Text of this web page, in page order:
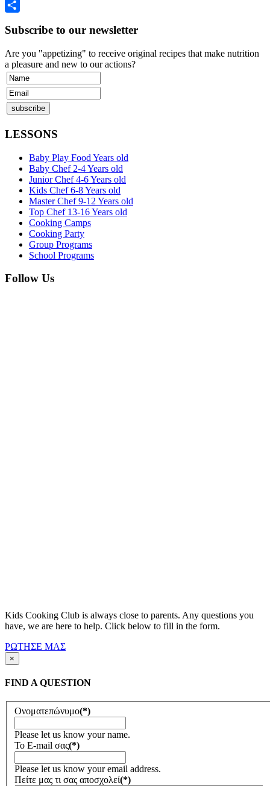
Twitter
Subscribe to our newsletter
Are you "appetizing" to receive original recipes that make nutrition
a pleasure and new to our actions?
LESSONS
Baby Play Food Years old
Baby Chef 2-4 Years old
Junior Chef 4-6 Years old
Kids Chef 6-8 Years old
Master Chef 9-12 Years old
Top Chef 13-16 Years old
Cooking Camps
Cooking Party
Group Programs
School Programs
Follow Us
Kids Cooking Club is always close to parents. Any questions you
have, we are here to help. Click below to fill in the form.
ΡΩΤΗΣΕ ΜΑΣ
×
FIND A QUESTION
Ονοματεπώνυμο(*)
Please let us know your name.
To E-mail σας(*)
Please let us know your email address.
Πείτε μας τι σας αποσχολεί(*)